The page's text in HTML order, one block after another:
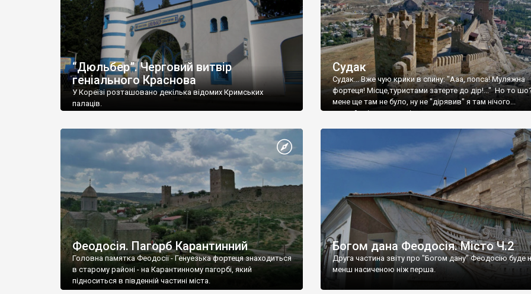
“Дюльбер”. Черговий витвір
геніального Краснова
У Кореїзі розташовано декілька відомих Кримських
палаців.
Судак
Судак... Вже чую крики в спину: "Ааа, попса! Муляжна
фортеця! Місце,туристами затерте до дір!..." Но то
мене ще там не було, ну не "дірявив" я там нічого...
принаймні до цього літа.
Феодосія. Пагорб Карантинний
Головна памятка Феодосії - Генуезька фортеця знаходиться
в старому районі - на Карантинному пагорбі, який
підноситься в південній частині міста.
Богом дана Феодосія. Місто Ч.2
Друга частина звіту про "Богом дану" Феодосію буде
менш насиченою ніж перша.